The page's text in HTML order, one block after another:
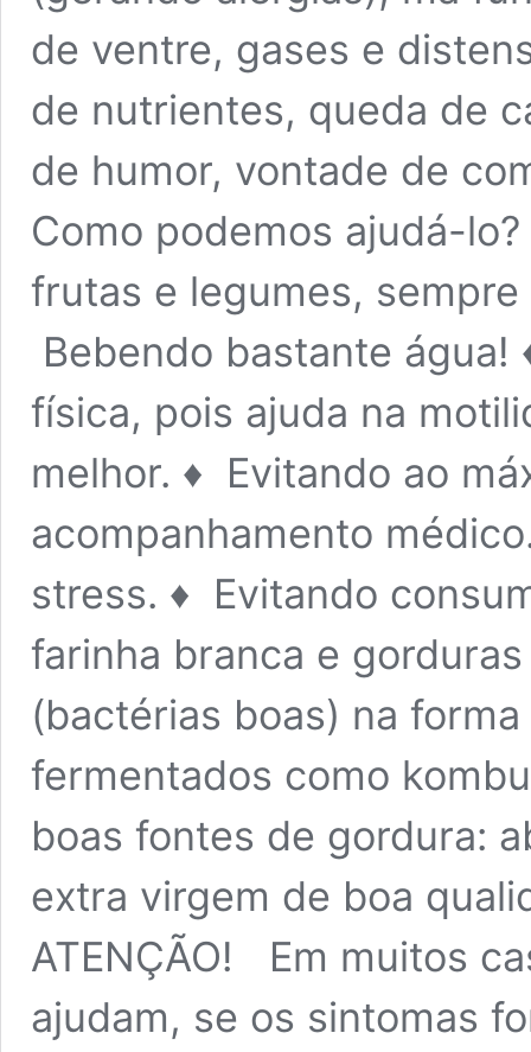
de ventre, gases e
de nutrientes, queda de
de humor, vontade de
Como podemos ajudá-
frutas e legumes,
Bebendo bastante
física, pois ajuda na
melhor. ♦︎ Evitando ao
acompanhamento
stress. ♦︎ Evitando
farinha branca e
(bactérias boas) na
fermentados como
boas fontes de gordura:
extra virgem de boa
ATENÇÃO! Em muitos
ajudam, se os sintomas